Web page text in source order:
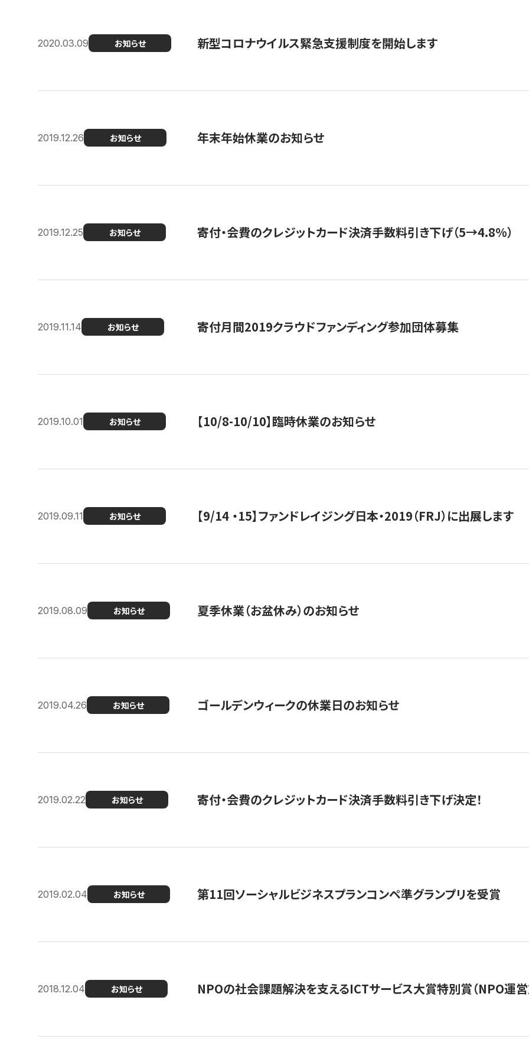
2020.03.09 お知らせ 新型コロナウイルス緊急支援制度を開始します
2019.12.26 お知らせ 年末年始休業のお知らせ
2019.12.25 お知らせ 寄付・会費のクレジットカード決済手数料引き下げ（5→4.8%）
2019.11.14 お知らせ 寄付月間2019クラウドファンディング参加団体募集
2019.10.01 お知らせ 【10/8-10/10】臨時休業のお知らせ
2019.09.11 お知らせ 【9/14 ・15】ファンドレイジング日本・2019（FRJ）に出展します
2019.08.09 お知らせ 夏季休業（お盆休み）のお知らせ
2019.04.26 お知らせ ゴールデンウィークの休業日のお知らせ
2019.02.22 お知らせ 寄付・会費のクレジットカード決済手数料引き下げ決定！
2019.02.04 お知らせ 第11回ソーシャルビジネスプランコンペ準グランプリを受賞
2018.12.04 お知らせ NPOの社会課題解決を支えるICTサービス大賞特別賞（NPO運